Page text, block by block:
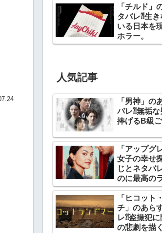
「チルド」
タバレ⁈生
いる日本を
ホラー。
人気記事
「男神」の
バレ⁈無垢
捧げるB級ご
「アップ
女子の幸せ
じとネタバ
のに最高の
「ヒコット
チ」のあら
レ⁈盗撮犯
の悲劇を描